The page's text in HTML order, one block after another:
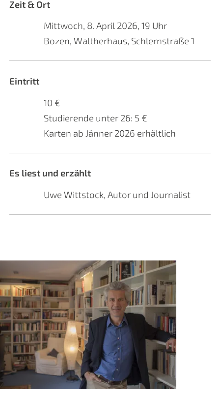
Zeit & Ort
Mittwoch, 8. April 2026, 19 Uhr
Bozen, Waltherhaus, Schlernstraße 1
Eintritt
10 €
Studierende unter 26: 5 €
Karten ab Jänner 2026 erhältlich
Es liest und erzählt
Uwe Wittstock, Autor und Journalist